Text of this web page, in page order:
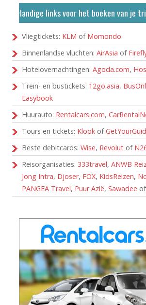
Handige links voor het boeken van je
Vliegtickets: KLM of Momondo
Binnenlandse vluchten: AirAsia of
Hotelovernachtingen: Agoda.com,
Trein- en bustickets: 12go.asia,
Easybook
Huurauto: Rentalcars.com,
Tours en tickets: Klook of
Beste debitcards: Wise, Revolut of
Reisorganisaties: 333travel, ANWB
Jong Intra, Djoser, FOX, KidsReizen,
PANGEA Travel, Puur Azië, Sawadee of